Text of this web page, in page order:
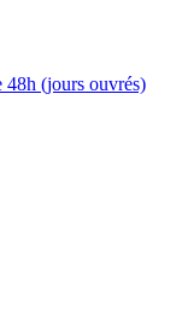
48h (jours ouvrés)